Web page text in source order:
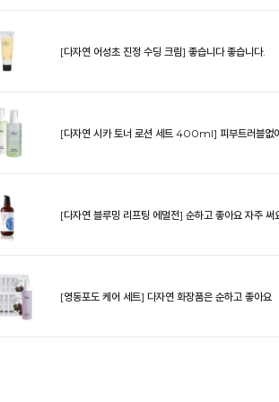
[다자연 어성초 진정 수딩 크림] 좋습니다 좋습니다.
[다자연 시카 토너 로션 세트 400ml] 피부트러블없
[다자연 블루밍 리프팅 에멀전] 순하고 좋아요 자주 써
[영동포도 케어 세트] 다자연 화장품은 순하고 좋아요